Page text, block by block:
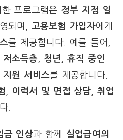
프로그램은 정부 지정 일
되며,고용보험 가입자에게
를 제공합니다. 예를 들어,
저소득층 청년
휴직 중인
지원 서비스를 제공합니다.
이력서 및 면접 상담 ,취업
.
금 인상과 함께 실업급여의